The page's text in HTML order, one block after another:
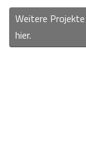
Weitere
hier.